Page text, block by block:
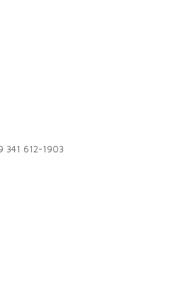
341 612-1903